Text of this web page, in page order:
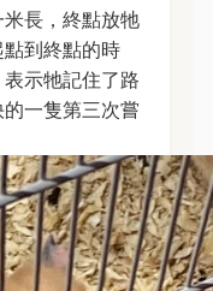
長，終點放牠
到終點的時
示牠記住了路
一隻第三次嘗